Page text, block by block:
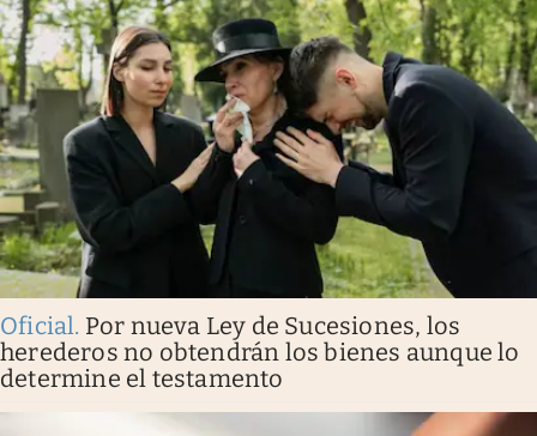
Oficial. Por nueva Ley de Sucesiones, los
herederos no obtendrán los bienes aunque lo
determine el testamento